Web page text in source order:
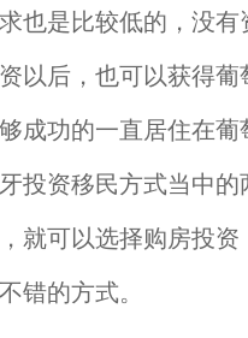
也是比较低的，没有
，也可以获得葡
成功的一直居住在葡
移民方式当中的
就可以选择购房投
错的方式。